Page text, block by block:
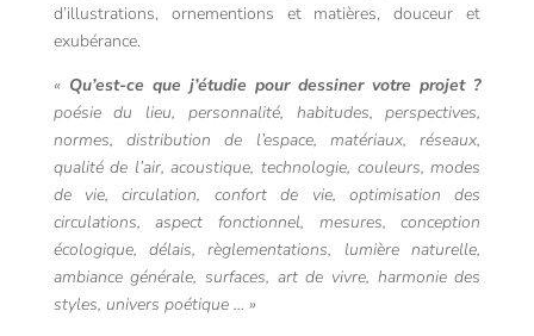
d’illustrations, ornementions et matières, douceur et
exubérance.
« Qu’est-ce que j’étudie pour dessiner votre projet ?
poésie du lieu, personnalité, habitudes, perspectives,
normes, distribution de l’espace, matériaux, réseaux,
qualité de l’air, acoustique, technologie, couleurs, modes
de vie, circulation, confort de vie, optimisation des
circulations, aspect fonctionnel, mesures, conception
écologique, délais, règlementations, lumière naturelle,
ambiance générale, surfaces, art de vivre, harmonie des
styles, univers poétique … »